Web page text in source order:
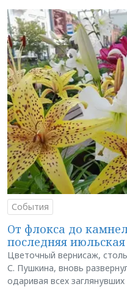
События
От флокса до
последняя
Цветочный вернисаж,
С. Пушкина, вновь
одаривая всех